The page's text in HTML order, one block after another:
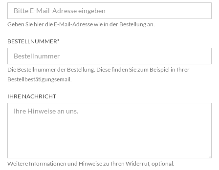
Geben Sie hier die E-Mail-Adresse wie in der Bestellung an.
BESTELLNUMMER*
Die Bestellnummer der Bestellung. Diese finden Sie zum Beispiel in Ihrer
Bestellbestätigungsemail.
IHRE NACHRICHT
Weitere Informationen und Hinweise zu Ihren Widerruf, optional.